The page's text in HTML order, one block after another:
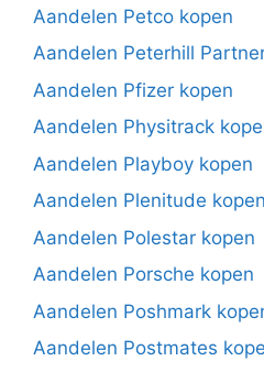
Aandelen Petco kopen
Aandelen Peterhill
Aandelen Pfizer kopen
Aandelen Physitrack
Aandelen Playboy kopen
Aandelen Plenitude kopen
Aandelen Polestar kopen
Aandelen Porsche kopen
Aandelen Poshmark
Aandelen Postmates